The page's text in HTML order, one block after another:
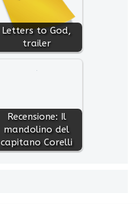
Letters to God,
trailer
Recensione: Il
mandolino del
capitano Corelli